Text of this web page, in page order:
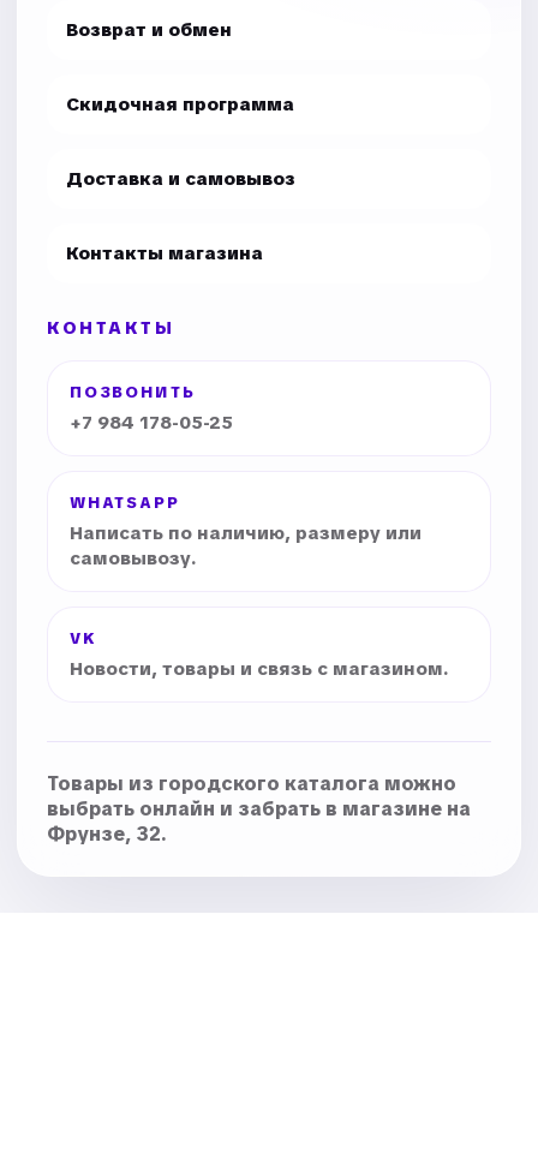
Возврат и обмен
Скидочная программа
Доставка и самовывоз
Контакты магазина
КОНТАКТЫ
ПОЗВОНИТЬ
+7 984 178-05-25
WHATSAPP
Написать по наличию, размеру или
самовывозу.
VK
Новости, товары и связь с магазином.
Товары из городского каталога можно
выбрать онлайн и забрать в магазине на
Фрунзе, 32.